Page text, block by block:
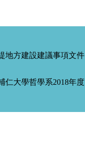
地方建設建議事項文件
仁大學哲學系2018年度